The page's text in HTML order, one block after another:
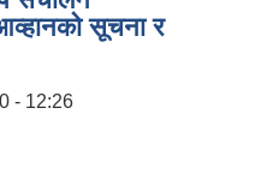
सूचना र
- 12:26